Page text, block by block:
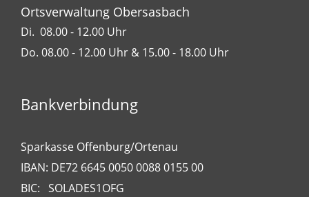
Ortsverwaltung Obersasbach
Di. 08.00 - 12.00 Uhr
Do. 08.00 - 12.00 Uhr & 15.00 - 18.00 Uhr
Bankverbindung
Sparkasse Offenburg/Ortenau
IBAN: DE72 6645 0050 0088 0155 00
BIC: SOLADES1OFG